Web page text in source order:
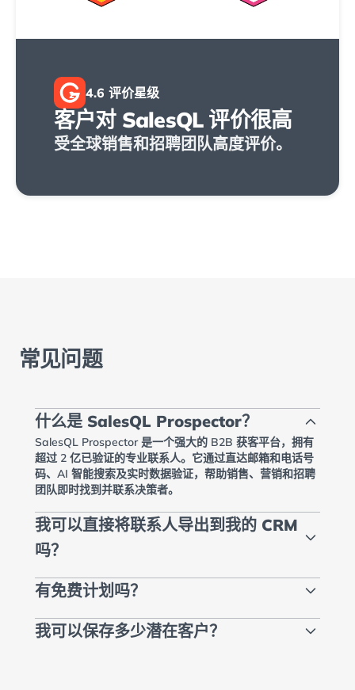
2 4.6 评价星级
客户对 SalesQL 评价很高
受全球销售和招聘团队高度评价。
常见问题
什么是 SalesQL Prospector？
SalesQL Prospector 是一个强大的 B2B 获客平台，拥有
超过 2 亿已验证的专业联系人。它通过直达邮箱和电话号
码、AI 智能搜索及实时数据验证，帮助销售、营销和招聘
团队即时找到并联系决策者。
我可以直接将联系人导出到我的 CRM
吗？
有免费计划吗？
我可以保存多少潜在客户？